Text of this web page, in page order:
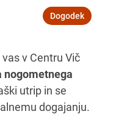
08:00—21:00
pot
Dogodek
vas v Centru Vič
nogometnega
utrip in se
dogajanju.